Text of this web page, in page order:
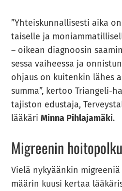
”Yh­teis­kun­nal­li­ses­ti aika
tai­sel­le ja
– oi­kean diag­noo­sin
ses­sa vai­hees­sa ja
oh­jaus on kui­ten­kin lähes
summa”, ker­too Triangeli-​
ta­jis­ton edus­ta­ja,
lää­kä­ri Minna Pih­la­ja­mä­ki.
Migree­nin
Vielä ny­ky­ään­kin
mää­rin kuusi ker­taa